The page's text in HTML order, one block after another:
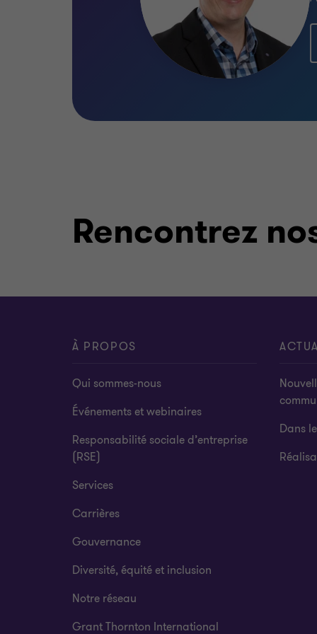
Rencontrez
À PROPOS
Qui sommes-nous
Événements et webinaires
Responsabilité sociale d’entreprise
(RSE)
Services
Carrières
Gouvernance
Diversité, équité et inclusion
Notre réseau
Grant Thornton International
Dans